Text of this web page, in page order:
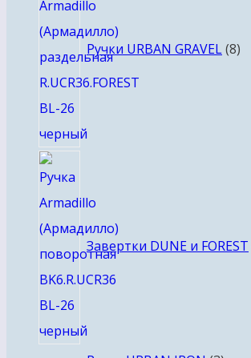
Ручки URBAN GRAVEL 8
Завертки DUNE и FOREST